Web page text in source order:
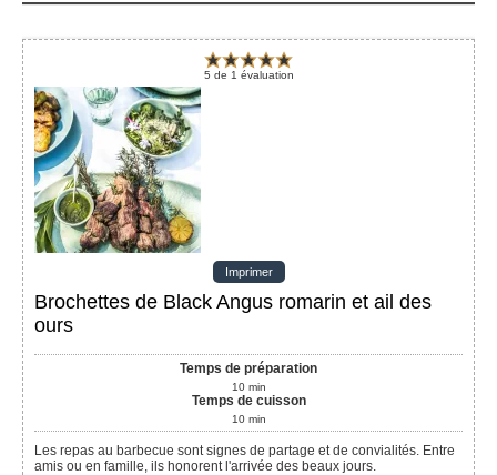
5 de 1 évaluation
Imprimer
Brochettes de Black Angus romarin et ail des
ours
Temps de préparation
10 min
Temps de cuisson
10 min
Les repas au barbecue sont signes de partage et de convialités. Entre
amis ou en famille, ils honorent l'arrivée des beaux jours.